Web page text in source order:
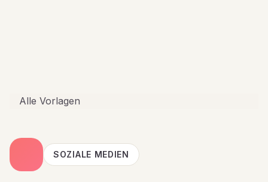
Alle Vorlagen
SOZIALE MEDIEN